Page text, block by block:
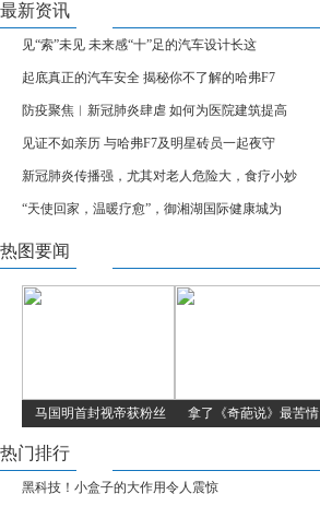
最新资讯
见“索”未见 未来感“十”足的汽车设计长这
起底真正的汽车安全 揭秘你不了解的哈弗F7
防疫聚焦︱新冠肺炎肆虐 如何为医院建筑提高
见证不如亲历 与哈弗F7及明星砖员一起夜守
新冠肺炎传播强，尤其对老人危险大，食疗小妙
“天使回家，温暖疗愈”，御湘湖国际健康城为
热图要闻
马国明首封视帝获粉丝 拿了《奇葩说》最苦情
热门排行
黑科技！小盒子的大作用令人震惊